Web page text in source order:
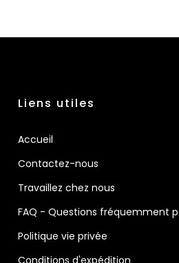
Liens utiles
Accueil
Contactez-nous
Travaillez chez nous
FAQ - Questions fréquemment
Politique vie privée
Conditions d'expédition